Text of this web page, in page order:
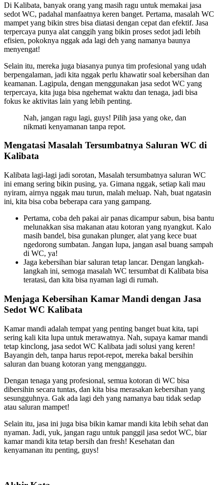
Di Kalibata, banyak orang yang masih ragu untuk memakai jasa
sedot WC, padahal manfaatnya keren banget. Pertama, masalah WC
mampet yang bikin stres bisa diatasi dengan cepat dan efektif. Jasa
terpercaya punya alat canggih yang bikin proses sedot jadi lebih
efisien, pokoknya nggak ada lagi deh yang namanya baunya
menyengat!
Selain itu, mereka juga biasanya punya tim profesional yang udah
berpengalaman, jadi kita nggak perlu khawatir soal kebersihan dan
keamanan. Lagipula, dengan menggunakan jasa sedot WC yang
terpercaya, kita juga bisa ngehemat waktu dan tenaga, jadi bisa
fokus ke aktivitas lain yang lebih penting.
Nah, jangan ragu lagi, guys! Pilih jasa yang oke, dan
nikmati kenyamanan tanpa repot.
Mengatasi Masalah Tersumbatnya Saluran WC di
Kalibata
Kalibata lagi-lagi jadi sorotan, Masalah tersumbatnya saluran WC
ini emang sering bikin pusing, ya. Gimana nggak, setiap kali mau
nyiram, airnya nggak mau turun, malah meluap. Nah, buat ngatasin
ini, kita bisa coba beberapa cara yang gampang.
Pertama, coba deh pakai air panas dicampur sabun, bisa bantu
melunakkan sisa makanan atau kotoran yang nyangkut. Kalo
masih bandel, bisa gunakan plunger, alat yang kece buat
ngedorong sumbatan. Jangan lupa, jangan asal buang sampah
di WC, ya!
Jaga kebersihan biar saluran tetap lancar. Dengan langkah-
langkah ini, semoga masalah WC tersumbat di Kalibata bisa
teratasi, dan kita bisa nyaman lagi di rumah.
Menjaga Kebersihan Kamar Mandi dengan Jasa
Sedot WC Kalibata
Kamar mandi adalah tempat yang penting banget buat kita, tapi
sering kali kita lupa untuk merawatnya. Nah, supaya kamar mandi
tetap kinclong, jasa sedot WC Kalibata jadi solusi yang keren!
Bayangin deh, tanpa harus repot-repot, mereka bakal bersihin
saluran dan buang kotoran yang mengganggu.
Dengan tenaga yang profesional, semua kotoran di WC bisa
dibersihin secara tuntas, dan kita bisa merasakan kebersihan yang
sesungguhnya. Gak ada lagi deh yang namanya bau tidak sedap
atau saluran mampet!
Selain itu, jasa ini juga bisa bikin kamar mandi kita lebih sehat dan
nyaman. Jadi, yuk, jangan ragu untuk panggil jasa sedot WC, biar
kamar mandi kita tetap bersih dan fresh! Kesehatan dan
kenyamanan itu penting, guys!